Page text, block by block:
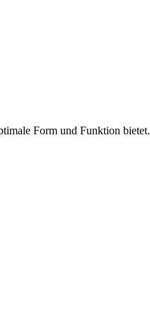
Form und Funktion bietet.